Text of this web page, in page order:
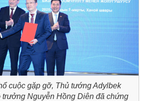
cuộc gặp gỡ, Thủ tướng Adylbek
trưởng Nguyễn Hồng Diên đã chứng